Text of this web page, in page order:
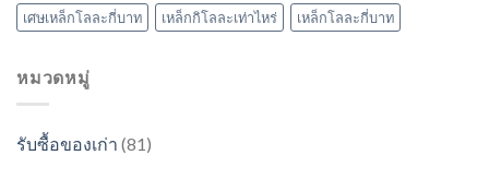
เศษเหล็กโลละกี่บาท
เหล็กกิโลละเท่าไหร่ เหล็กโลละกี่บาท
หมวดหมู่
รับซื้อของเก่า (81)